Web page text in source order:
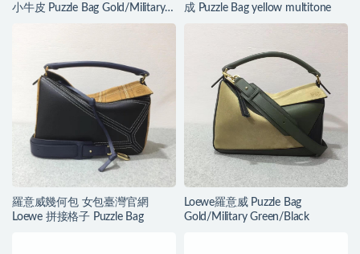
小牛皮 Puzzle Bag Gold/Military
成 Puzzle Bag yellow multitone
羅意威幾何包 女包臺灣官網
Loewe 拼接格子 Puzzle Bag
Loewe羅意威 Puzzle Bag
Gold/Military Green/Black